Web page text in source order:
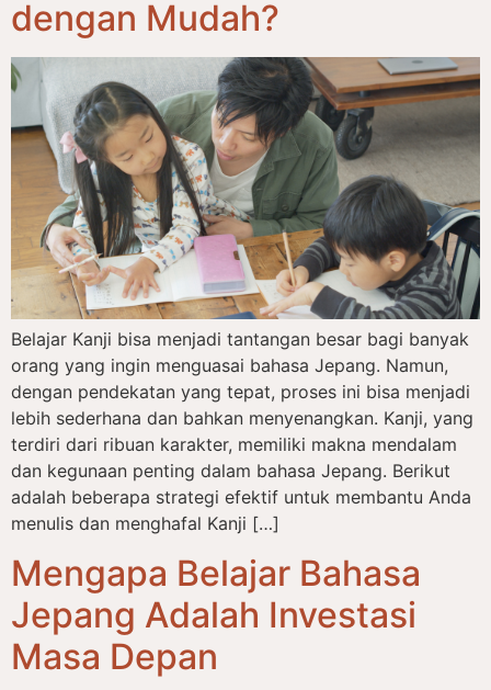
dengan Mudah?
Belajar Kanji bisa menjadi tantangan besar bagi banyak
orang yang ingin menguasai bahasa Jepang. Namun,
dengan pendekatan yang tepat, proses ini bisa menjadi
lebih sederhana dan bahkan menyenangkan. Kanji, yang
terdiri dari ribuan karakter, memiliki makna mendalam
dan kegunaan penting dalam bahasa Jepang. Berikut
adalah beberapa strategi efektif untuk membantu Anda
menulis dan menghafal Kanji […]
Mengapa Belajar Bahasa
Jepang Adalah Investasi
Masa Depan